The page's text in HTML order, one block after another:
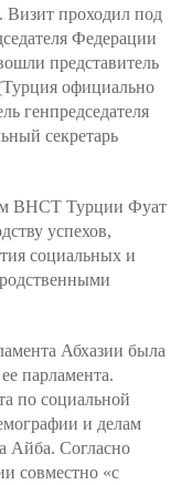
Визит проходил под
Федерации
представитель
официально
генпредседателя
секретарь
ВНСТ Турции Фуат
успехов,
социальных и
Абхазии была
парламента.
по социальной
и делам
Айба. Согласно
совместно «с